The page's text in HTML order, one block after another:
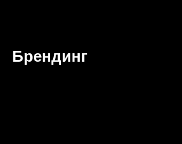
Брендинг